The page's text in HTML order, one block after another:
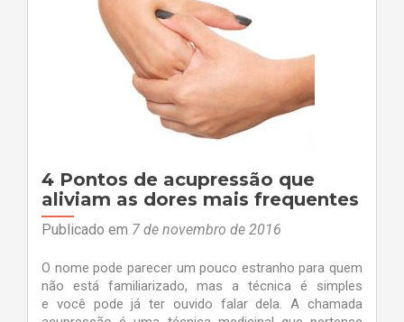
4 Pontos de acupressão que
aliviam as dores mais frequentes
Publicado em 7 de novembro de 2016
O nome pode parecer um pouco estranho para quem
não está familiarizado, mas a técnica é simples
e você pode já ter ouvido falar dela. A chamada